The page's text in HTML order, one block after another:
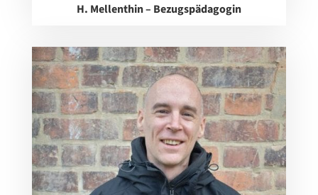
H. Mellenthin – Bezugspädagogin